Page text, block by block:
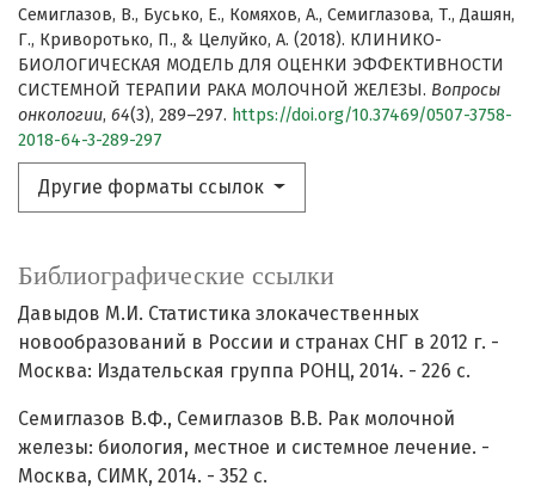
Семиглазов, В., Бусько, Е., Комяхов, А., Семиглазова, Т., Дашян,
Г., Криворотько, П., & Целуйко, А. (2018). КЛИНИКО-
БИОЛОГИЧЕСКАЯ МОДЕЛЬ ДЛЯ ОЦЕНКИ ЭФФЕКТИВНОСТИ
СИСТЕМНОЙ ТЕРАПИИ РАКА МОЛОЧНОЙ ЖЕЛЕЗЫ. Вопросы
онкологии, 64(3), 289–297. https://doi.org/10.37469/0507-3758-
2018-64-3-289-297
Другие форматы ссылок
Библиографические ссылки
Давыдов М.И. Статистика злокачественных
новообразований в России и странах СНГ в 2012 г. -
Москва: Издательская группа РОНЦ, 2014. - 226 с.
Семиглазов В.Ф., Семиглазов В.В. Рак молочной
железы: биология, местное и системное лечение. -
Москва, СИМК, 2014. - 352 с.